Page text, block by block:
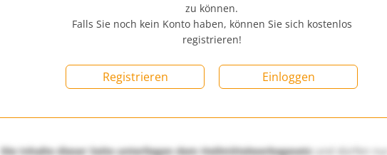
zu können.
Falls Sie noch kein Konto haben, können Sie sich kostenlos
registrieren!
Registrieren Einloggen
Die Inhalte dieser Seite unterliegen dem Heilmittelwerbegesetzund dürfen nur